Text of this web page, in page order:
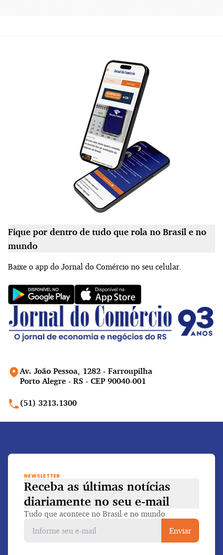
Av. João Pessoa, 1282 - Farroupilha
Porto Alegre - RS - CEP 90040-001
(51) 3213.1300
Fique por dentro de tudo que rola no Brasil e no
mundo
Baixe o app do Jornal do Comércio no seu celular.
NEWSLETTER
Receba as últimas notícias
diariamente no seu e-mail
Tudo que acontece no Brasil e no mundo.
Enviar